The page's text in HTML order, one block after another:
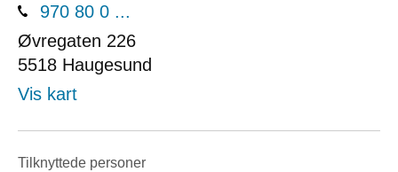
970 80 0 ...
Øvregaten 226
5518 Haugesund
Vis kart
Tilknyttede personer